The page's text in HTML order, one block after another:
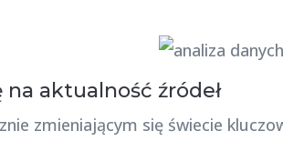
aktualność źródeł
zmieniającym się świecie